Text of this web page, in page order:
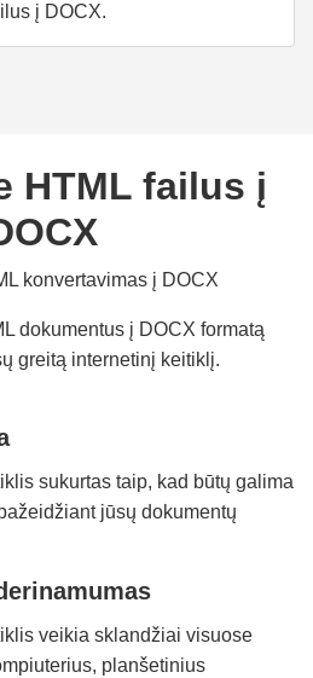
į DOCX.
HTML failus į
konvertavimas į DOCX
dokumentus į DOCX formatą
greitą internetinį keitiklį.
sukurtas taip, kad būtų galima
jūsų dokumentų
veikia sklandžiai visuose
planšetinius